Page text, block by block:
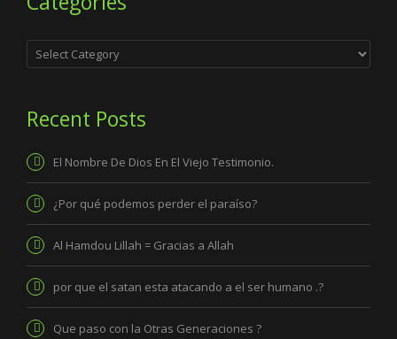
Categories
Recent Posts
El Nombre De Dios En El Viejo Testimonio.
¿Por qué podemos perder el paraíso?
Al Hamdou Lillah = Gracias a Allah
por que el satan esta atacando a el ser humano .?
Que paso con la Otras Generaciones ?